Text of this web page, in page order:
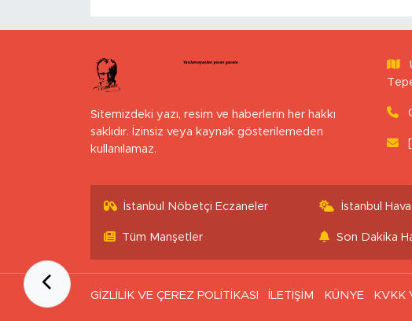
Sitemizdeki yazı, resim ve haberlerin her hakkı
saklıdır. İzinsiz veya kaynak gösterilemeden
kullanılamaz.
İstanbul Nöbetçi Eczaneler İstanbul
Tüm Manşetler Son Dakika
GİZLİLİK VE ÇEREZ POLİTİKASI İLETİŞİM KÜNYE KVKK